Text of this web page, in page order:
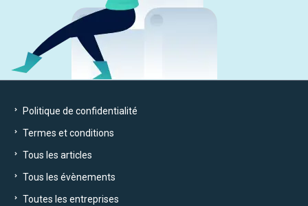
Politique de confidentialité
Termes et conditions
Tous les articles
Tous les évènements
Toutes les entreprises